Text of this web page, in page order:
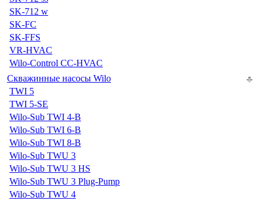
SK-712 w
SK-FC
SK-FFS
VR-HVAC
Wilo-Control CC-HVAC
Скважинные насосы Wilo
TWI 5
TWI 5-SE
Wilo-Sub TWI 4-B
Wilo-Sub TWI 6-B
Wilo-Sub TWI 8-B
Wilo-Sub TWU 3
Wilo-Sub TWU 3 HS
Wilo-Sub TWU 3 Plug-Pump
Wilo-Sub TWU 4